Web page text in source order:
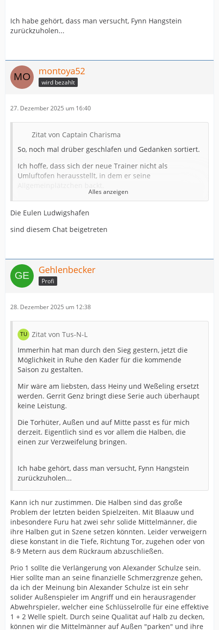
Ich habe gehört, dass man versucht, Fynn Hangstein
zurückzuholen...
montoya52
wird bezahlt
27. Dezember 2025 um 16:40
Zitat von Captain Charisma
So, noch mal drüber geschlafen und Gedanken sortiert.
Ich hoffe, dass sich der neue Trainer nicht als
Umluftofen herausstellt, in dem er seine
Redet viel von "Raketen", die die Spieler in den Armen
hätten, dass der Matchplan (gg. Krefeld) aufgegangen
anzunehmen.
Addendum: Das Abschiedsinterview von Torsten Appel
Dem erteilt er eine klare Absage, in dem er sagte, dass
man sich die 1. Liga wegen den immsens hohen Kosten
nicht mehr leisten könne. Das finanzielle Umfeld scheint
trotz der beiden im (Früh)Sommer neu verkündeten
Hauptsponsoren doch schwächer zu sein als
angenommen.
Ohne jetzt zu pessimistisch sein zu wollen, droht dem
TuS wohl eher die Rolle der grauen Maus in der 2. Liga
Alles anzeigen
Die Eulen Ludwigshafen
sind diesem Chat beigetreten
Gehlenbecker
Profi
28. Dezember 2025 um 12:38
Zitat von Tus-N-L
Immerhin hat man durch den Sieg gestern, jetzt die
Möglichkeit in Ruhe den Kader für die kommende
Saison zu gestalten.
Mir wäre am liebsten, dass Heiny und Weßeling ersetzt
werden. Gerrit Genz bringt diese Serie auch überhaupt
keine Leistung.
Die Torhüter, Außen und auf Mitte passt es für mich
derzeit. Eigentlich sind es vor allem die Halben, die
einen zur Verzweifelung bringen.
Ich habe gehört, dass man versucht, Fynn Hangstein
zurückzuholen...
Kann ich nur zustimmen. Die Halben sind das große
Problem der letzten beiden Spielzeiten. Mit Blaauw und
inbesondere Furu hat zwei sehr solide Mittelmänner, die
ihre Halben gut in Szene setzen könnten. Leider verweigern
diese konstant in die Tiefe, Richtung Tor, zugehen oder von
8-9 Metern aus dem Rückraum abzuschließen.
Prio 1 sollte die Verlängerung von Alexander Schulze sein.
Hier sollte man an seine finanzielle Schmerzgrenze gehen,
da ich der Meinung bin Alexander Schulze ist ein sehr
solider Außenspieler im Angriff und ein herausragender
Abwehrspieler, welcher eine Schlüsselrolle für eine effektive
1 + 2 Welle spielt. Durch seine Qualität auf Halb zu decken,
können wir die Mittelmänner auf Außen "parken" und ihre